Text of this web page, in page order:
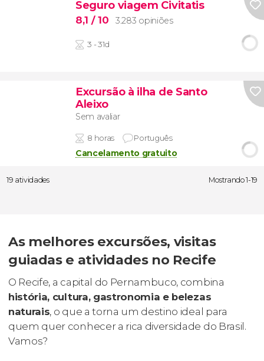
Seguro viagem Civitatis
8,1 / 10 3.283 opiniões
3 - 31d
Excursão à ilha de Santo
Aleixo
Sem avaliar
8 horas Português
Cancelamento gratuito
19 atividades Mostrando 1-19
As melhores excursões, visitas
guiadas e atividades no Recife
O Recife, a capital do Pernambuco, combina
história, cultura, gastronomia e belezas
naturais, o que a torna um destino ideal para
quem quer conhecer a rica diversidade do Brasil.
Vamos?